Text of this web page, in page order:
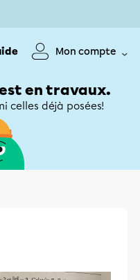
Mon compte
en travaux.
celles déjà posées!